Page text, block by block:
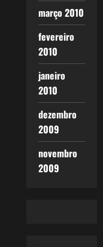
março 2010
fevereiro
2010
janeiro
2010
dezembro
2009
novembro
2009